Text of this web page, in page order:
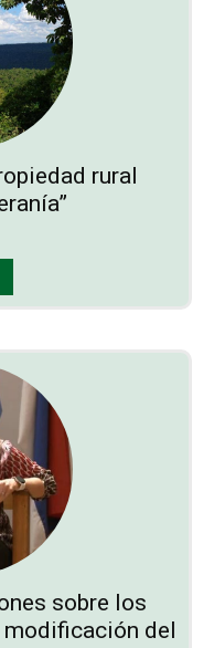
rural
sobre los
modificación del